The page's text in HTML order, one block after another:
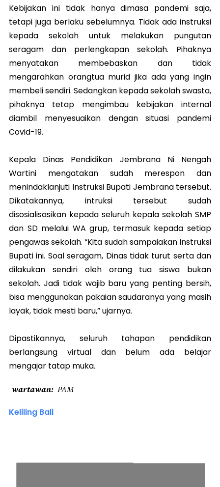
Kebijakan ini tidak hanya dimasa pandemi saja,
tetapi juga berlaku sebelumnya. Tidak ada instruksi
kepada sekolah untuk melakukan pungutan
seragam dan perlengkapan sekolah. Pihaknya
menyatakan membebaskan dan tidak
mengarahkan orangtua murid jika ada yang ingin
membeli sendiri. Sedangkan kepada sekolah swasta,
pihaknya tetap mengimbau kebijakan internal
diambil menyesuaikan dengan situasi pandemi
Covid-19.
Kepala Dinas Pendidikan Jembrana Ni Nengah
Wartini mengatakan sudah merespon dan
menindaklanjuti Instruksi Bupati Jembrana tersebut.
Dikatakannya, intruksi tersebut sudah
disosialisasikan kepada seluruh kepala sekolah SMP
dan SD melalui WA grup, termasuk kepada setiap
pengawas sekolah. “Kita sudah sampaiakan Instruksi
Bupati ini. Soal seragam, Dinas tidak turut serta dan
dilakukan sendiri oleh orang tua siswa bukan
sekolah. Jadi tidak wajib baru yang penting bersih,
bisa menggunakan pakaian saudaranya yang masih
layak, tidak mesti baru,” ujarnya.
Dipastikannya, seluruh tahapan pendidikan
berlangsung virtual dan belum ada belajar
mengajar tatap muka.
wartawan PAM
Keliling Bali